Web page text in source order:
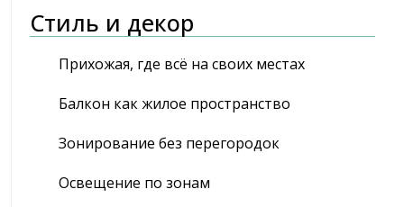
Стиль и декор
Прихожая, где всё на своих местах
Балкон как жилое пространство
Зонирование без перегородок
Освещение по зонам